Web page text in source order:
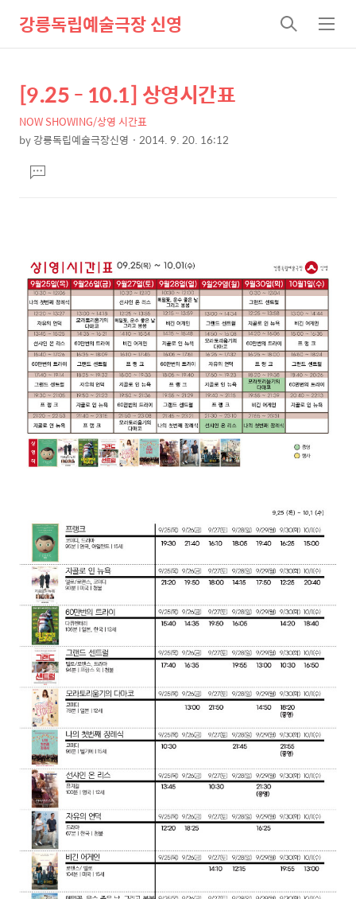
강릉독립예술극장 신영
검
색
메
뉴
상
세
컨
텐
츠
본
문
제
목
[9.25 - 10.1] 상영시간표
NOW SHOWING/상영 시간표
by강릉독립예술극장신영 2014. 9. 20. 16:12
문댓
글